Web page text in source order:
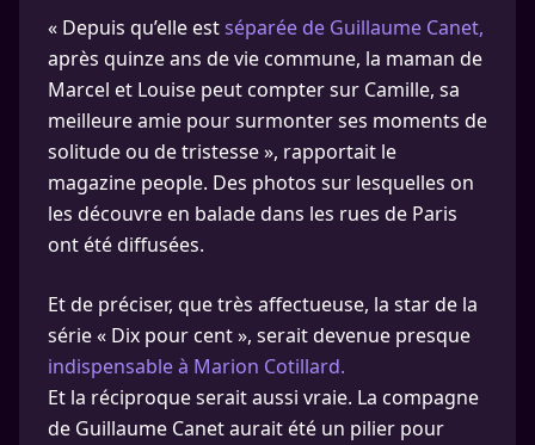
« Depuis qu’elle estséparée de Guillaume Canet,
après quinze ans de vie commune, la maman de
Marcel et Louise peut compter sur Camille, sa
meilleure amie pour surmonter ses moments de
solitude ou de tristesse », rapportait le
magazine people. Des photos sur lesquelles on
les découvre en balade dans les rues de Paris
ont été diffusées.
Et de préciser, que très affectueuse, la star de la
série « Dix pour cent », serait devenue presque
indispensable à Marion Cotillard.
Et la réciproque serait aussi vraie. La compagne
de Guillaume Canet aurait été un pilier pour